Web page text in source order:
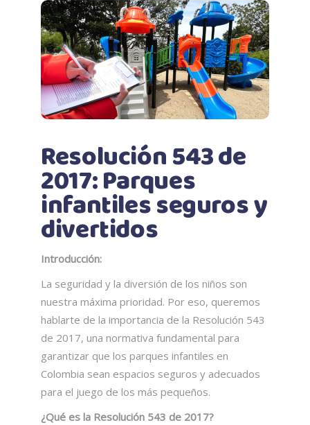
Resolución 543 de
2017: Parques
infantiles seguros y
divertidos
Introducción:
La seguridad y la diversión de los niños son
nuestra máxima prioridad. Por eso, queremos
hablarte de la importancia de la Resolución 543
de 2017, una normativa fundamental para
garantizar que los parques infantiles en
Colombia sean espacios seguros y adecuados
para el juego de los más pequeños.
¿Qué es la Resolución 543 de 2017?